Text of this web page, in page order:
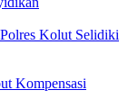
Kolut Selidiki
Kompensasi